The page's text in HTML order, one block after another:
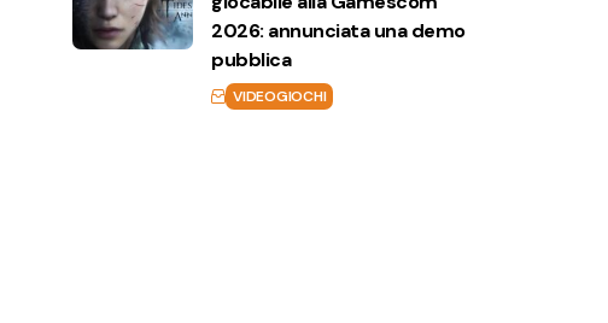
2026: annunciata una demo
pubblica
VIDEOGIOCHI